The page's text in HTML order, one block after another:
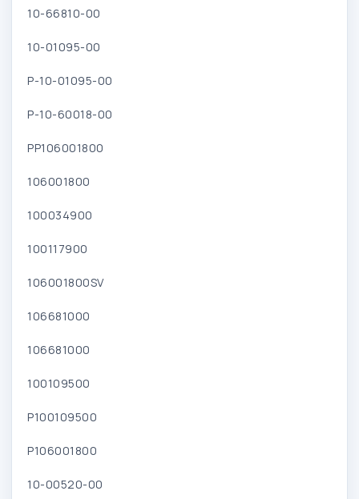
10-66810-00
10-01095-00
P-10-01095-00
P-10-60018-00
PP106001800
106001800
100034900
100117900
106001800SV
106681000
106681000
100109500
P100109500
P106001800
10-00520-00